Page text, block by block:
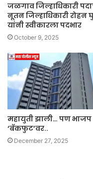
जळगाव जिल्हाधिकारी
नूतन जिल्हाधिकारी रोहन
यांनी स्वीकारला पदभार
October 9, 2025
महायुती झाली… पण भाजप
‘बॅकफुट’वर..
December 27, 2025